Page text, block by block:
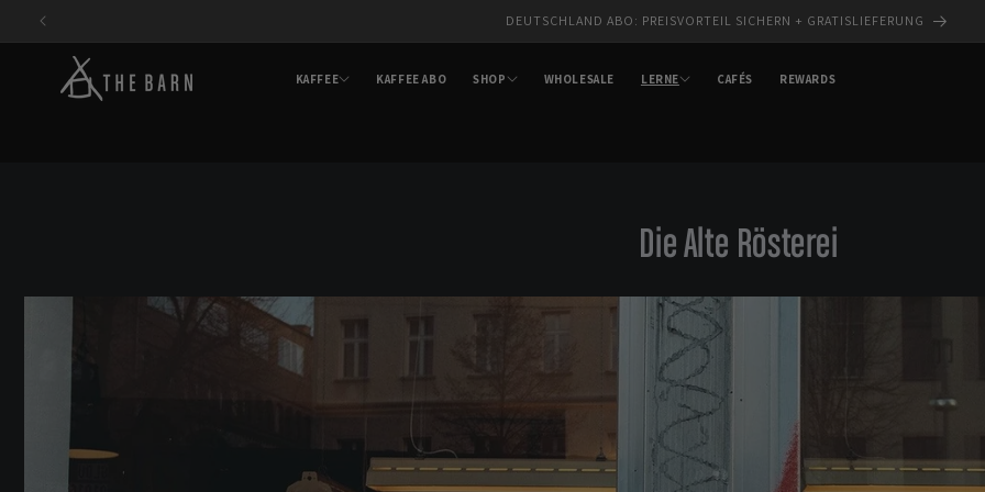
zum
Inhalt
MELDE DICH FÜR UNSEREN NEWSLETTER – SPARE 10 %
KAFFEE KAFFEE ABO SHOP WHOLESALE LERNE CAFÉS REWARDS
Die Alte Rösterei